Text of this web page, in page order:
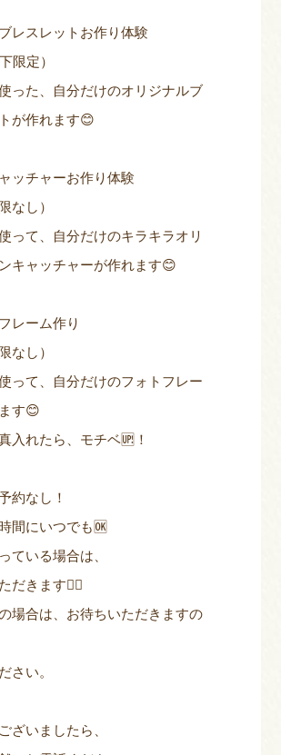
レスレットお作り体験
限定）
った、自分だけのオリジナルブ
が作れます😊
ッチャーお作り体験
なし）
って、自分だけのキラキラオリ
キャッチャーが作れます😊
レーム作り
なし）
って、自分だけのフォトフレー
す😊
入れたら、モチベ🆙！
約なし！
間にいつでも🆗
ている場合は、
だきます🙇‍♀️
場合は、お待ちいただきますの
さい。
ざいましたら、